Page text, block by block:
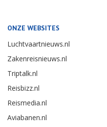
ONZE WEBSITES
Luchtvaartnieuws.nl
Zakenreisnieuws.nl
Triptalk.nl
Reisbizz.nl
Reismedia.nl
Aviabanen.nl